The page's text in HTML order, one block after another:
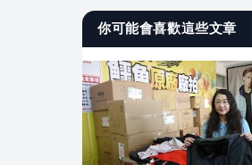
你可能會喜歡這些文章